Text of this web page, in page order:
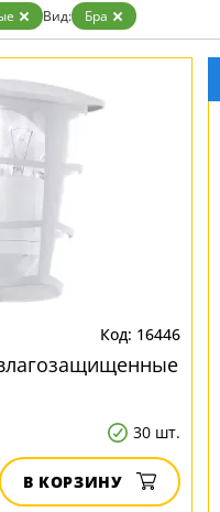
Вид: Бра
16446
30 шт.
В КОРЗИНУ